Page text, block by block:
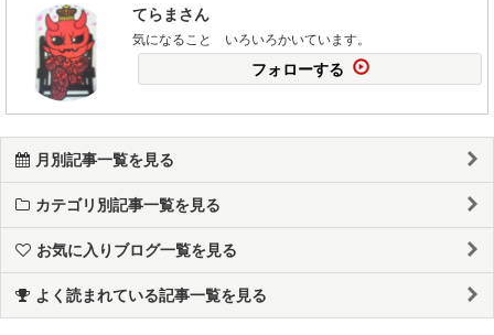
てらまさん
気になること いろいろかいています。
フォローする
月別記事一覧を見る
カテゴリ別記事一覧を見る
お気に入りブログ一覧を見る
よく読まれている記事一覧を見る